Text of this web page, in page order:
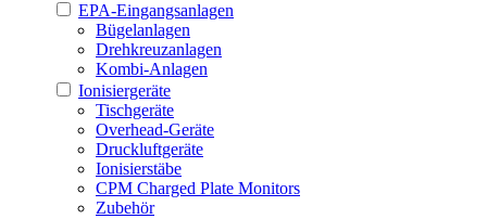
EPA-Eingangsanlagen
Bügelanlagen
Drehkreuzanlagen
Kombi-Anlagen
Ionisiergeräte
Tischgeräte
Overhead-Geräte
Druckluftgeräte
Ionisierstäbe
CPM Charged Plate Monitors
Zubehör